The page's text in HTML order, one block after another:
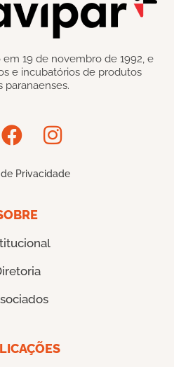
19 de novembro de 1992, e
e incubatórios de produtos
paranaenses.
Privacidade